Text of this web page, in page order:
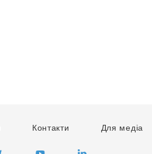
Контакти Для медіа